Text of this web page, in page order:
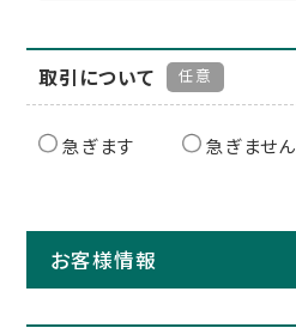
取引について 任意
急ぎます 急ぎません
お客様情報